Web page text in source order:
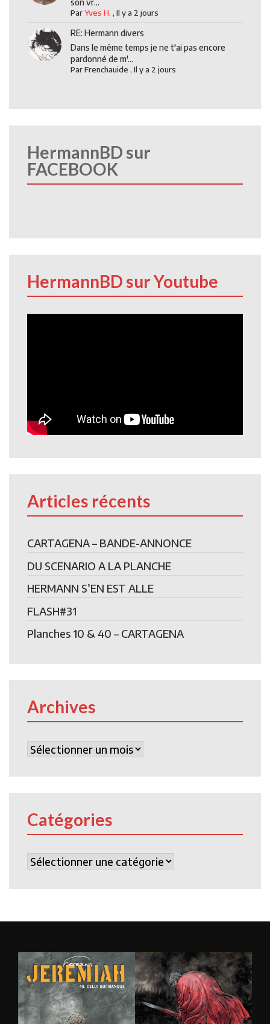
ParYves H. ,Il y a 2 jours
RE: Hermann divers
Dans le même temps je ne t'ai pas encore
pardonné de m'...
ParFrenchauide ,Il y a 2 jours
HermannBD sur
FACEBOOK
HermannBD sur Youtube
Articles récents
CARTAGENA – BANDE-ANNONCE
DU SCENARIO A LA PLANCHE
HERMANN S’EN EST ALLE
FLASH#31
Planches 10 & 40 – CARTAGENA
Archives
Archives
Catégories
Catégories